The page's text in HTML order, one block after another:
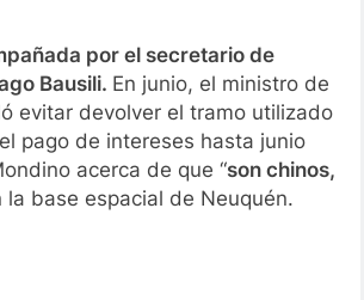
por el secretario de
Bausili. En junio, el ministro de
evitar devolver el tramo utilizado
pago de intereses hasta junio
acerca de que “son chinos,
base espacial de Neuquén.